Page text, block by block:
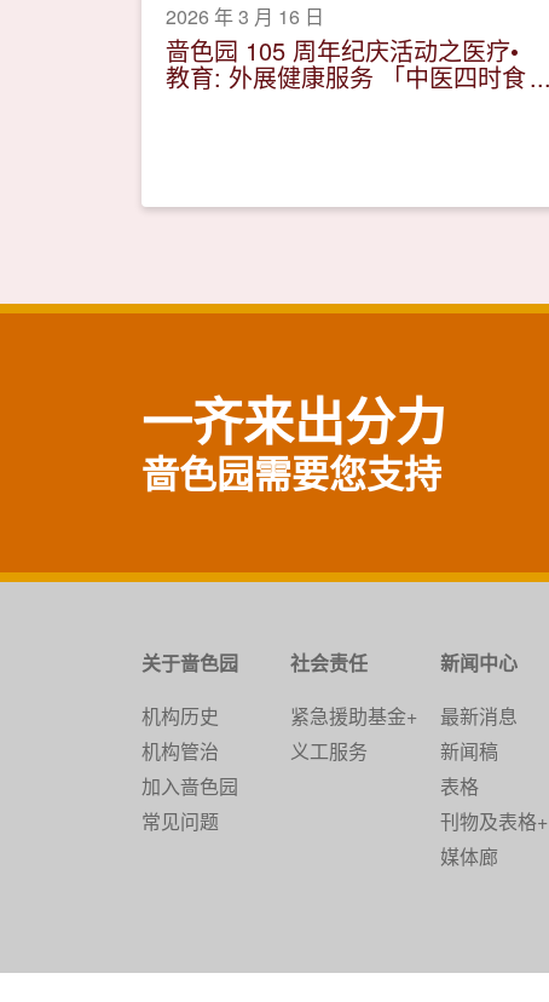
2026 年 3 月 16 日
啬色园 105 周年纪庆活动之医疗•
教育: 外展健康服务 「中医四时食
一齐来出分力
啬色园需要您支持
关于啬色园
机构历史
机构管治
加入啬色园
常见问题
社会责任
紧急援助基金+
义工服务
新闻中心
最新消息
新闻稿
表格
刊物及表格+
媒体廊